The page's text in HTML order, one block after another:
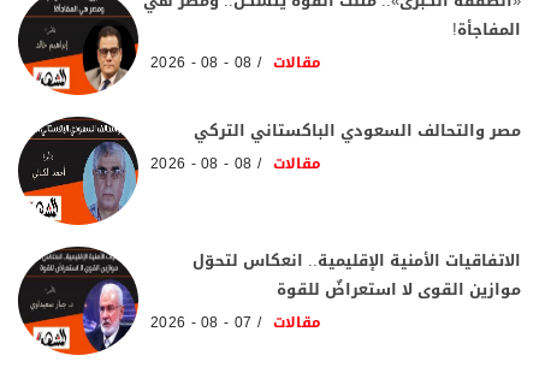
المفاجأة!
مقالات 08 - 08 - 2026
مصر والتحالف السعودي الباكستاني التركي
مقالات 08 - 08 - 2026
الاتفاقيات الأمنية الإقليمية.. انعكاس لتحوّل
موازين القوى لا استعراضٌ للقوة
مقالات 07 - 08 - 2026